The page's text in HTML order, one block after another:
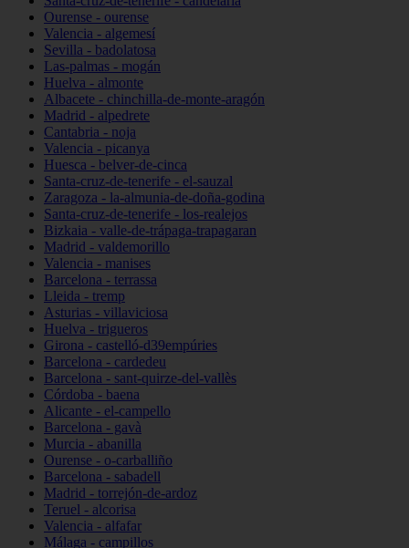
Ourense - ourense
Valencia - algemesí
Sevilla - badolatosa
Las-palmas - mogán
Huelva - almonte
Albacete - chinchilla-de-monte-aragón
Madrid - alpedrete
Cantabria - noja
Valencia - picanya
Huesca - belver-de-cinca
Santa-cruz-de-tenerife - el-sauzal
Zaragoza - la-almunia-de-doña-godina
Santa-cruz-de-tenerife - los-realejos
Bizkaia - valle-de-trápaga-trapagaran
Madrid - valdemorillo
Valencia - manises
Barcelona - terrassa
Lleida - tremp
Asturias - villaviciosa
Huelva - trigueros
Girona - castelló-d39empúries
Barcelona - cardedeu
Barcelona - sant-quirze-del-vallès
Córdoba - baena
Alicante - el-campello
Barcelona - gavà
Murcia - abanilla
Ourense - o-carballiño
Barcelona - sabadell
Madrid - torrejón-de-ardoz
Teruel - alcorisa
Valencia - alfafar
Málaga - campillos